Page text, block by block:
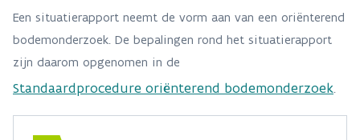
Een situatierapport neemt de vorm aan van een oriënterend
bodemonderzoek. De bepalingen rond het situatierapport
zijn daarom opgenomen in de
Standaardprocedure oriënterend bodemonderzoek